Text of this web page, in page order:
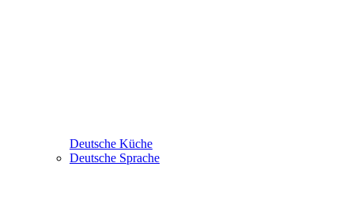
Deutsche Küche
Deutsche Sprache